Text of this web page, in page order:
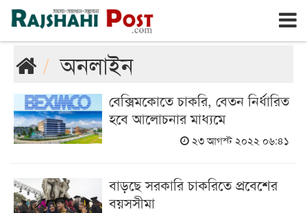
রাজশাহী রবিবার, ৯ই আগস্ট ২০২৬, ২৬শে শ্রাবণ ১৪৩৩
অনলাইন
বেক্সিমকোতে চাকরি, বেতন নির্ধারিত
হবে আলোচনার মাধ্যমে
২৩ আগস্ট ২০২২ ০৬:৪১
বাড়ছে সরকারি চাকরিতে প্রবেশের
বয়সসীমা